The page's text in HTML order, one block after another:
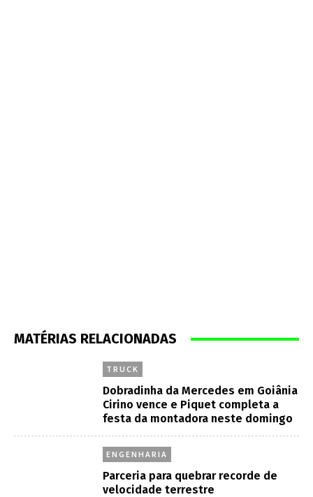
MATÉRIAS RELACIONADAS
TRUCK
Dobradinha da Mercedes em Goiânia
Cirino vence e Piquet completa a
festa da montadora neste domingo
ENGENHARIA
Parceria para quebrar recorde de
velocidade terrestre